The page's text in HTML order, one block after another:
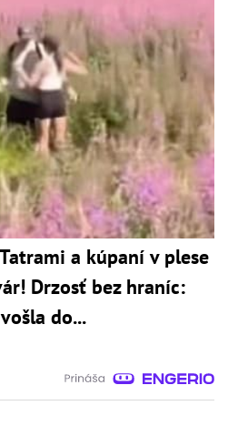
a kúpaní v plese
Drzosť bez hraníc:
do...